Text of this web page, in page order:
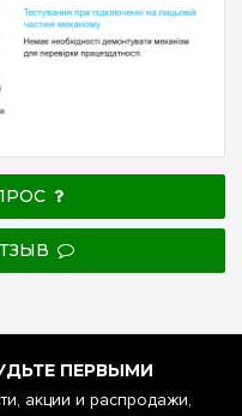
ПЕРВЫМИ
акции и распродажи,